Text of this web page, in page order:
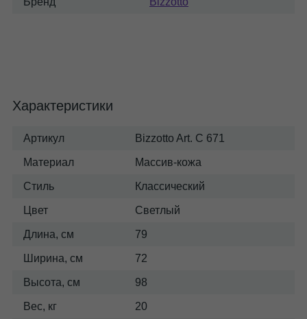
Характеристики
Артикул Bizzotto Art. C 671
Материал Массив-кожа
Стиль Классический
Цвет Светлый
Длина, см 79
Ширина, см 72
Высота, см 98
Вес, кг 20